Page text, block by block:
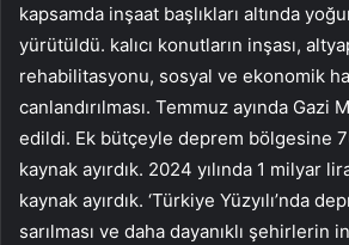
kapsamda inşaat başlıkları altında
yürütüldü. kalıcı konutların inşası,
rehabilitasyonu, sosyal ve ekonomik
canlandırılması. Temmuz ayında Gazi
edildi. Ek bütçeyle deprem bölgesine
kaynak ayırdık. 2024 yılında 1 milyar
kaynak ayırdık. ‘Türkiye Yüzyılı’nda
sarılması ve daha dayanıklı şehirlerin